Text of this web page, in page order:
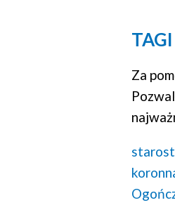
TAGI
Za